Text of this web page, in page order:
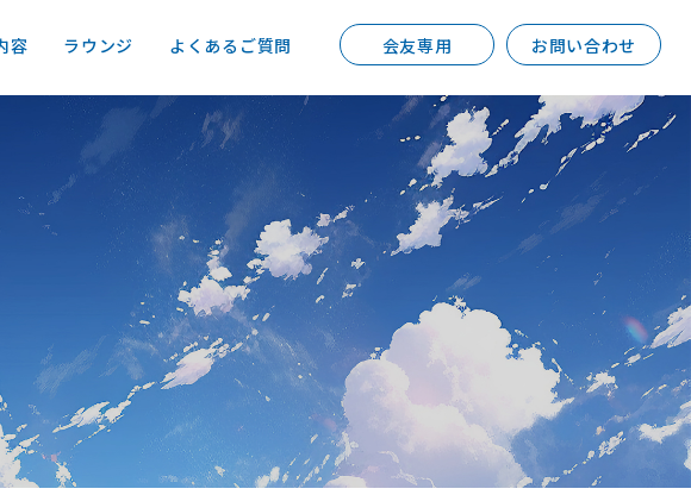
容 ラウンジ よくあるご質問 会友専用 お問い合わせ